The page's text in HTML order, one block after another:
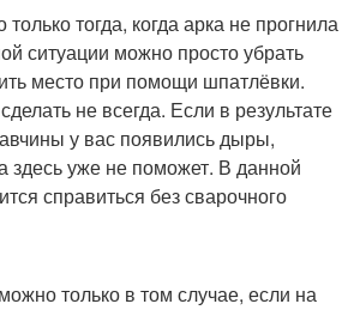
тогда, когда арка не прогнила
ситуации можно просто убрать
место при помощи шпатлёвки.
не всегда. Если в результате
у вас появились дыры,
здесь уже не поможет. В данной
справиться без сварочного
только в том случае, если на